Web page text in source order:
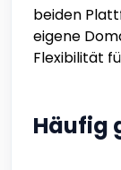
beiden
eigene
Flexibilität
Häufig